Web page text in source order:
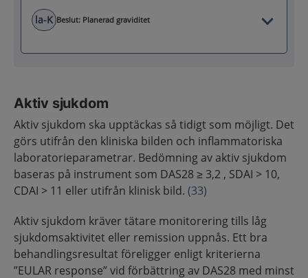
la-K Beslut: Planerad graviditet
Aktiv sjukdom
Aktiv sjukdom ska upptäckas så tidigt som möjligt. Det
görs utifrån den kliniska bilden och inflammatoriska
laboratorieparametrar. Bedömning av aktiv sjukdom
baseras på instrument som DAS28 ≥ 3,2 , SDAI > 10,
CDAI > 11 eller utifrån klinisk bild. (33)
Aktiv sjukdom kräver tätare monitorering tills låg
sjukdomsaktivitet eller remission uppnås. Ett bra
behandlingsresultat föreligger enligt kriterierna
”EULAR response” vid förbättring av DAS28 med minst